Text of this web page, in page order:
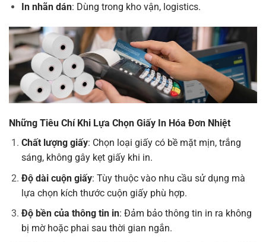
In nhãn dán: Dùng trong kho vận, logistics.
Những Tiêu Chí Khi Lựa Chọn Giấy In Hóa Đơn Nhiệt
Chất lượng giấy: Chọn loại giấy có bề mặt mịn, trắng
sáng, không gây kẹt giấy khi in.
Độ dài cuộn giấy: Tùy thuộc vào nhu cầu sử dụng mà
lựa chọn kích thước cuộn giấy phù hợp.
Độ bền của thông tin in: Đảm bảo thông tin in ra không
bị mờ hoặc phai sau thời gian ngắn.